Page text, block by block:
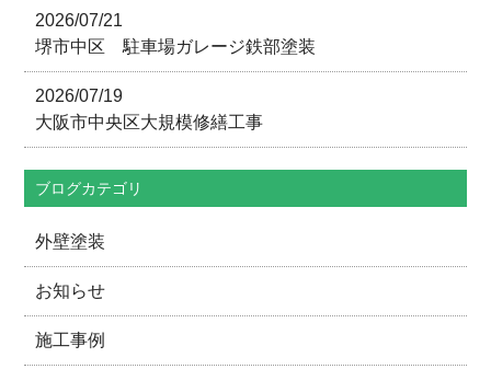
2026/07/21
堺市中区 駐車場ガレージ鉄部塗装
2026/07/19
大阪市中央区大規模修繕工事
ブログカテゴリ
外壁塗装
お知らせ
施工事例